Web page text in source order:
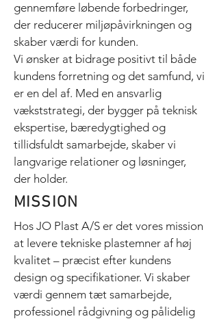
gennemføre løbende forbedringer,
der reducerer miljøpåvirkningen og
skaber værdi for kunden.
Vi ønsker at bidrage positivt til både
kundens forretning og det samfund, vi
er en del af. Med en ansvarlig
vækststrategi, der bygger på teknisk
ekspertise, bæredygtighed og
tillidsfuldt samarbejde, skaber vi
langvarige relationer og løsninger,
der holder.
MISSION
Hos JO Plast A/S er det vores mission
at levere tekniske plastemner af høj
kvalitet – præcist efter kundens
design og specifikationer. Vi skaber
værdi gennem tæt samarbejde,
professionel rådgivning og pålidelig